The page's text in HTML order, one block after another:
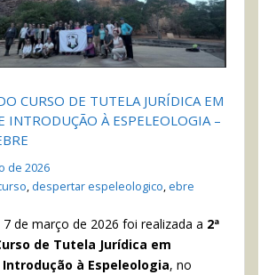
CURSO DE TUTELA JURÍDICA EM
INTRODUÇÃO À ESPELEOLOGIA –
de 2026
, despertar espeleologico, ebre
de março de 2026 foi realizada a 2ª
de Tutela Jurídica em
Introdução à Espeleologia, no